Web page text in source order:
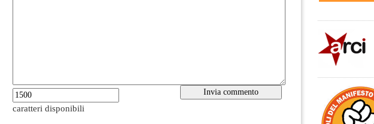
caratteri disponibili